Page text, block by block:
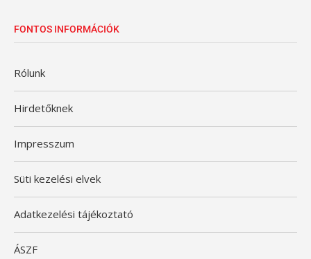
FONTOS INFORMÁCIÓK
Rólunk
Hirdetőknek
Impresszum
Süti kezelési elvek
Adatkezelési tájékoztató
ÁSZF